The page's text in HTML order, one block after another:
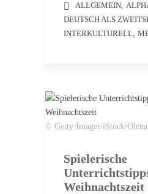
ALLGEMEIN,
DEUTSCH ALS
INTERKULTURELL,
© Getty Images/iStock/Olena
Spielerische
Weihnachtszeit